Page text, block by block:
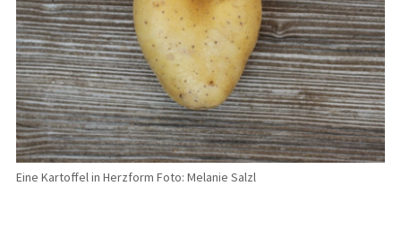
Eine Kartoffel in Herzform Foto: Melanie Salzl